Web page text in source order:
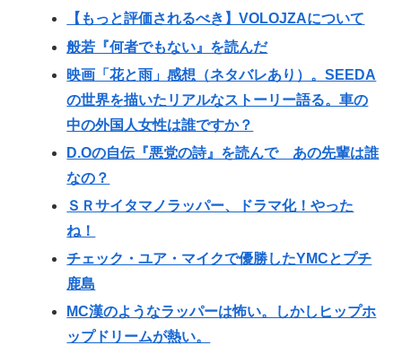
【もっと評価されるべき】VOLOJZAについて
般若『何者でもない』を読んだ
映画「花と雨」感想（ネタバレあり）。SEEDA
の世界を描いたリアルなストーリー語る。車の
中の外国人女性は誰ですか？
D.Oの自伝『悪党の詩』を読んで あの先輩は誰
なの？
ＳＲサイタマノラッパー、ドラマ化！やった
ね！
チェック・ユア・マイクで優勝したYMCとプチ
鹿島
MC漢のようなラッパーは怖い。しかしヒップホ
ップドリームが熱い。